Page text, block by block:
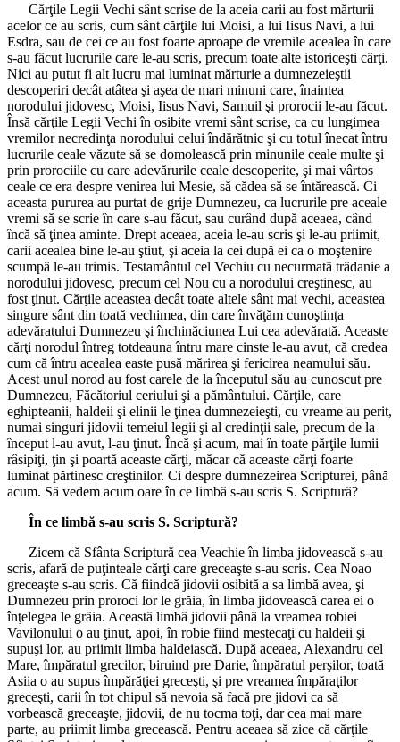
Cărţile Legii Vechi sânt scrise de la aceia carii au fost mărturii
acelor ce au scris, cum sânt cărţile lui Moisi, a lui Iisus Navi, a lui
Esdra, sau de cei ce au fost foarte aproape de vremile acealea în care
s-au făcut lucrurile care le-au scris, precum toate alte istoriceşti cărţi.
Nici au putut fi alt lucru mai luminat mărturie a dumnezeieştii
descoperiri decât atâtea şi aşea de mari minuni care, înaintea
norodului jidovesc, Moisi, Iisus Navi, Samuil şi prorocii le-au făcut.
Însă cărţile Legii Vechi în osibite vremi sânt scrise, ca cu lungimea
vremilor necredinţa norodului celui îndărătnic şi cu totul înecat întru
lucrurile ceale văzute să se domolească prin minunile ceale multe şi
prin prorociile cu care adevărurile ceale descoperite, şi mai vârtos
ceale ce era despre venirea lui Mesie, să cădea să se întărească. Ci
aceasta pururea au purtat de grije Dumnezeu, ca lucrurile pre aceale
vremi să se scrie în care s-au făcut, sau curând după aceaea, când
încă să ţinea aminte. Drept aceaea, aceia le-au scris şi le-au priimit,
carii acealea bine le-au ştiut, şi aceia la cei după ei ca o moştenire
scumpă le-au trimis. Testamântul cel Vechiu cu necurmată trădanie a
norodului jidovesc, precum cel Nou cu a norodului creştinesc, au
fost ţinut. Cărţile aceastea decât toate altele sânt mai vechi, aceastea
singure sânt din toată vechimea, din care învăţăm cunoştinţa
adevăratului Dumnezeu şi închinăciunea Lui cea adevărată. Aceaste
cărţi norodul întreg totdeauna întru mare cinste le-au avut, că credea
cum că întru acealea easte pusă mărirea şi fericirea neamului său.
Acest unul norod au fost carele de la începutul său au cunoscut pre
Dumnezeu, Făcătoriul ceriului şi a pământului. Cărţile, care
eghipteanii, haldeii şi elinii le ţinea dumnezeieşti, cu vreame au perit,
numai singuri jidovii temeiul legii şi al credinţii sale, precum de la
început l-au avut, l-au ţinut. Încă şi acum, mai în toate părţile lumii
râsipiţi, ţin şi poartă aceaste cărţi, măcar că aceaste cărţi foarte
luminat părtinesc creştinilor. Ci despre dumnezeirea Scripturei, până
acum. Să vedem acum oare în ce limbă s-au scris S. Scriptură?
În ce limbă s-au scris S. Scriptură?
Zicem că Sfânta Scriptură cea Veachie în limba jidovească s-au
scris, afară de puţinteale cărţi care greceaşte s-au scris. Cea Noao
greceaşte s-au scris. Că fiindcă jidovii osibită a sa limbă avea, şi
Dumnezeu prin proroci lor le grăia, în limba jidovească carea ei o
înţelegea le grăia. Această limbă jidovii până la vreamea robiei
Vavilonului o au ţinut, apoi, în robie fiind mestecaţi cu haldeii şi
supuşi lor, au priimit limba haldeiască. După aceaea, Alexandru cel
Mare, împăratul grecilor, biruind pre Darie, împăratul perşilor, toată
Asiia o au supus împărăţiei greceşti, şi pre vreamea împăraţilor
greceşti, carii în tot chipul să nevoia să facă pre jidovi ca să
vorbească greceaşte, jidovii, de nu tocma toţi, dar cea mai mare
parte, au priimit limba grecească. Pentru aceaea să zice că cărţile